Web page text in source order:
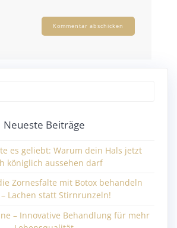
Neueste Beiträge
es geliebt: Warum dein Hals jetzt
königlich aussehen darf
Zornesfalte mit Botox behandeln
Lachen statt Stirnrunzeln!
– Innovative Behandlung für mehr